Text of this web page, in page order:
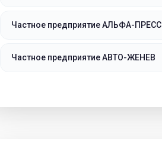
Частное предприятие АЛЬФА-ПРЕСС
Частное предприятие АВТО-ЖЕНЕВ